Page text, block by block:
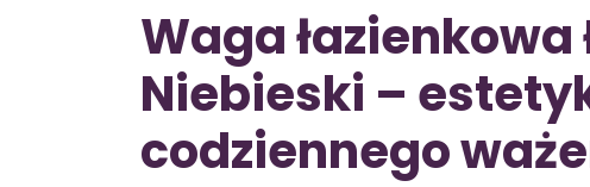
Waga łazienkowa
Niebieski –
codziennego